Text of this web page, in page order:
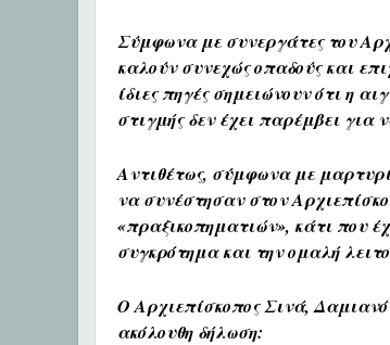
Σύμφωνα με συνεργάτες του
καλούν συνεχώς οπαδούς και
ίδιες πηγές σημειώνουν ότι η
στιγμής δεν έχει παρέμβει για
Αντιθέτως, σύμφωνα με
να συνέστησαν στον
«πραξικοπηματιών», κάτι που
συγκρότημα και την ομαλή
Ο Αρχιεπίσκοπος Σινά,
ακόλουθη δήλωση: